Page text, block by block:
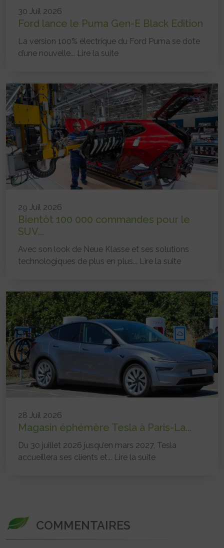
30 Juil 2026
Ford lance le Puma Gen-E Black Edition
La version 100% électrique du Ford Puma se dote
d’une nouvelle... Lire la suite
29 Juil 2026
Bientôt 100 000 commandes pour le
SUV...
Avec son look de Neue Klasse et ses solutions
technologiques de plus en plus... Lire la suite
28 Juil 2026
Magasin éphémère Tesla à Paris-La...
Du 30 juillet 2026 jusqu’en mars 2027, Tesla
accueillera ses clients et... Lire la suite
COMMENTAIRES